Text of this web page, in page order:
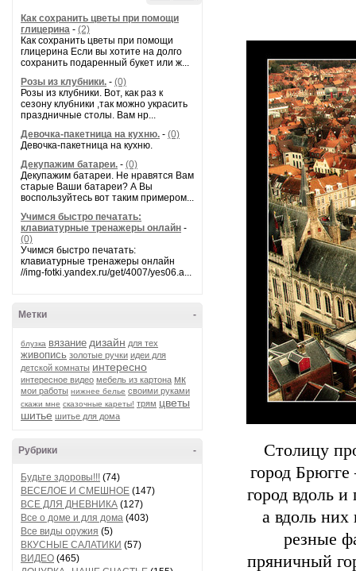
Как сохранить цветы при помощи
глицерина - (2)
Как сохранить цветы при помощи
глицерина Если вы хотите на долго
сохранить подаренный букет или ж...
Розы из клубники. - (0)
Розы из клубники. Вот, как раз к
сезону клубники ,так можно украсить
праздничные столы. Вам нр...
Девочка-пакетница на кухню. - (0)
Девочка-пакетница на кухню.
Декупажим батареи. - (0)
Декупажим батареи. Не нравятся Вам
старые Ваши батареи? А Вы
воспользуйтесь вот таким примером...
Учимся быстро печатать:
клавиатурные тренажеры онлайн -
(0)
Учимся быстро печатать:
клавиатурные тренажеры онлайн
//img-fotki.yandex.ru/get/4007/yes06.a...
-
Метки
блузка вязание дизайн для тех
живопись золотые ручки идеи для
детской комнаты интересно
интересное видео мебель из картона мк
мои работы нижнее белье своими руками
скажи мне сказочные кареты! трям цветы
шитье шитье для дома
-
Рубрики
Будьте здоровы!!! (74)
ВЕСЕЛОЕ И СМЕШНОЕ (147)
ВСЕ ДЛЯ ДНЕВНИКА (127)
Все о доме и для дома (403)
Все виды оружия (5)
ВКУСНЫЕ САЛАТИКИ (57)
ВИДЕО (465)
Столицу
город
город вдоль
а вдоль
резные
пряничный